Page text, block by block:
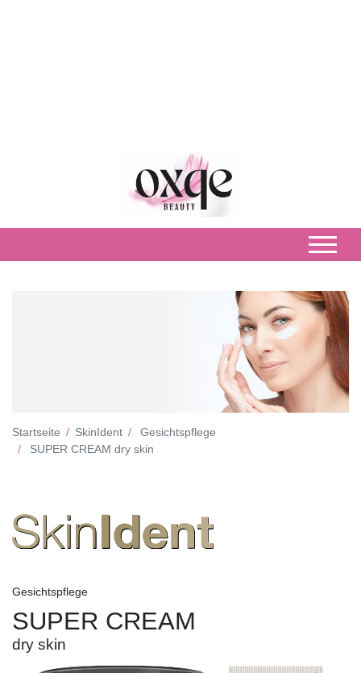
Startseite SkinIdent
Gesichtspflege
SUPER CREAM dry skin
Gesichtspflege
SUPER CREAM
dry skin